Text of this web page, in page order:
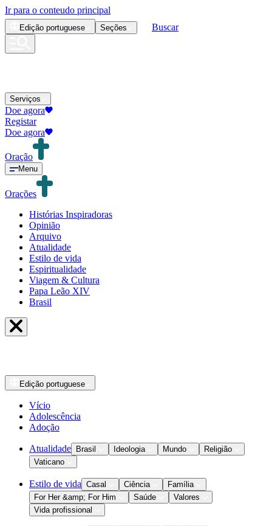
Ir para o conteudo principal
Edição portuguese Seções Buscar
Serviços
Doe agora
Registar
Doe agora
Oração
Menu
Orações
Histórias Inspiradoras
Opinião
Arquivo
Atualidade
Estilo de vida
Espiritualidade
Viagem & Cultura
Papa Leão XIV
Brasil
Edição portuguese
Vício
Adolescência
Adoção
Atualidade Brasil Ideologia Mundo
Religião
Vaticano
Estilo de vida Casal Ciência
Família
For Her &amp; For Him
Saúde
Valores
Vida profissional